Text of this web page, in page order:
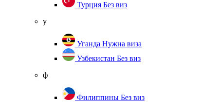
Турция Без виз
у
Уганда Нужна виза
Узбекистан Без виз
ф
Филиппины Без виз